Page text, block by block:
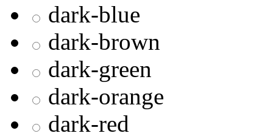
dark-blue
dark-brown
dark-green
dark-orange
dark-red